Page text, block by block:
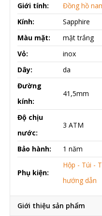
Giới tính:
Đồng hồ
Kính:
Sapphire
Màu mặt:
mặt trắng
Vỏ:
inox
Dây:
da
Đường
kính:
41,5mm
Độ chịu
nước:
3 ATM
Bảo hành: 1 năm
Phụ kiện:
Hộp - Túi -
hướng dẫn
Giới thiệu sản phẩm